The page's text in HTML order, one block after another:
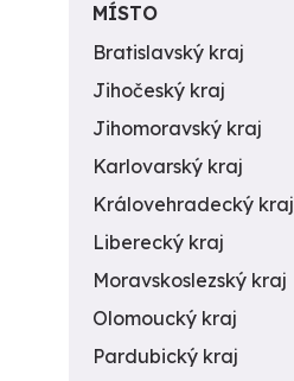
MÍSTO
Bratislavský kraj
Jihočeský kraj
Jihomoravský kraj
Karlovarský kraj
Královehradecký kraj
Liberecký kraj
Moravskoslezský kraj
Olomoucký kraj
Pardubický kraj